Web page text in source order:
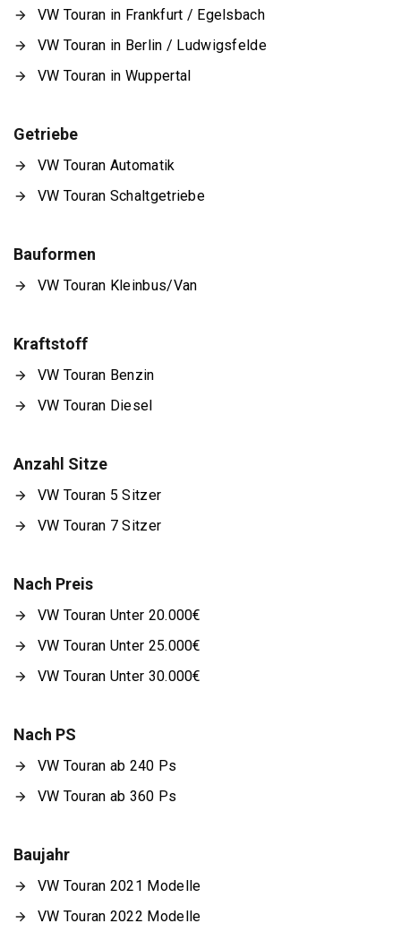
VW Touran in Frankfurt / Egelsbach
VW Touran in Berlin / Ludwigsfelde
VW Touran in Wuppertal
Getriebe
VW Touran Automatik
VW Touran Schaltgetriebe
Bauformen
VW Touran Kleinbus/Van
Kraftstoff
VW Touran Benzin
VW Touran Diesel
Anzahl Sitze
VW Touran 5 Sitzer
VW Touran 7 Sitzer
Nach Preis
VW Touran Unter 20.000€
VW Touran Unter 25.000€
VW Touran Unter 30.000€
Nach PS
VW Touran ab 240 Ps
VW Touran ab 360 Ps
Baujahr
VW Touran 2021 Modelle
VW Touran 2022 Modelle